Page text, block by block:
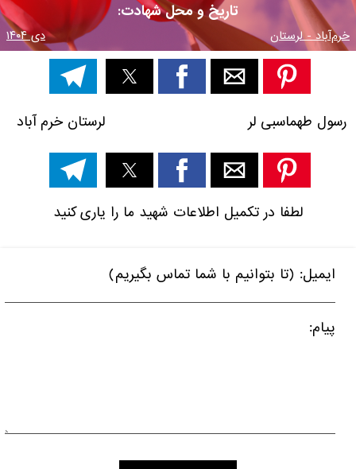
تاریخ و محل شهادت:
خرم‌آباد - لرستان دی ۱۴۰۴
رسول طهماسبی لر لرستان خرم آباد
لطفا در تکمیل اطلاعات شهید ما را یاری کنید
ایمیل: (تا بتوانیم با شما تماس بگیریم)
پیام: